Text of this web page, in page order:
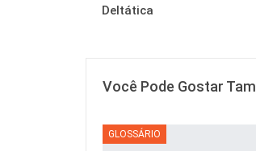
Deltática
Você Pode Gostar
GLOSSÁRIO